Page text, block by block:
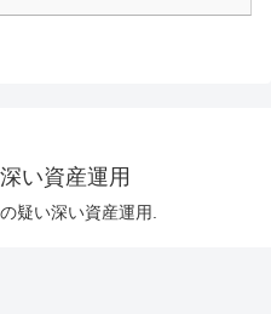
い資産運用
疑い深い資産運用.